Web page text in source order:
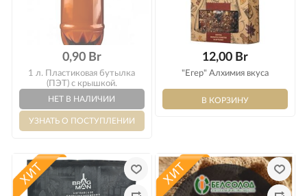
0,90 Br
1 л. Пластиковая бутылка
(ПЭТ) с крышкой.
12,00 Br
"Егер" Алхимия вкуса